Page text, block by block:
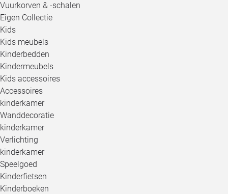
Vuurkorven & -schalen
Eigen Collectie
Kids
Kids meubels
Kinderbedden
Kindermeubels
Kids accessoires
Accessoires
kinderkamer
Wanddecoratie
kinderkamer
Verlichting
kinderkamer
Speelgoed
Kinderfietsen
Kinderboeken